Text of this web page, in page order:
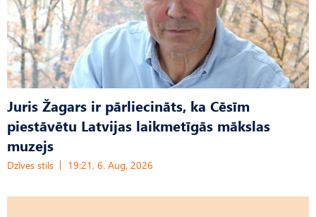
Juris Žagars ir pārliecināts, ka Cēsīm
piestāvētu Latvijas laikmetīgās mākslas
muzejs
Dzīves stils 19:21, 6. Aug, 2026